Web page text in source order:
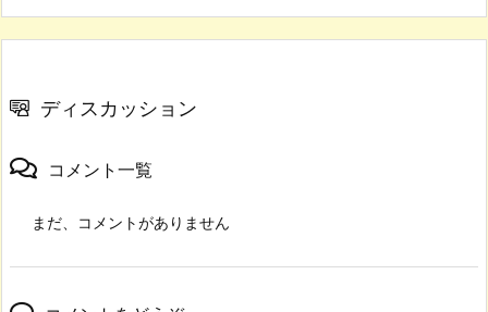
ディスカッション
コメント一覧
まだ、コメントがありません